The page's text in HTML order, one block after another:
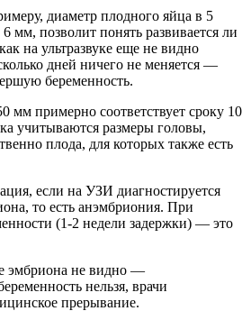
диаметр плодного яйца в 5
мм, позволит понять развивается ли
на ультразвуке еще не видно
дней ничего не меняется —
беременность.
мм примерно соответствует сроку 10
учитываются размеры головы,
плода, для которых также есть
если на УЗИ диагностируется
то есть анэмбриония. При
(1-2 недели задержки) — это
эмбриона не видно —
нельзя, врачи
прерывание.